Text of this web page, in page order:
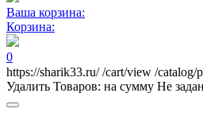
Ваша корзина:
Корзина:
0
https://sharik33.ru/ /cart/view /catalog/
Удалить Товаров: на сумму Не